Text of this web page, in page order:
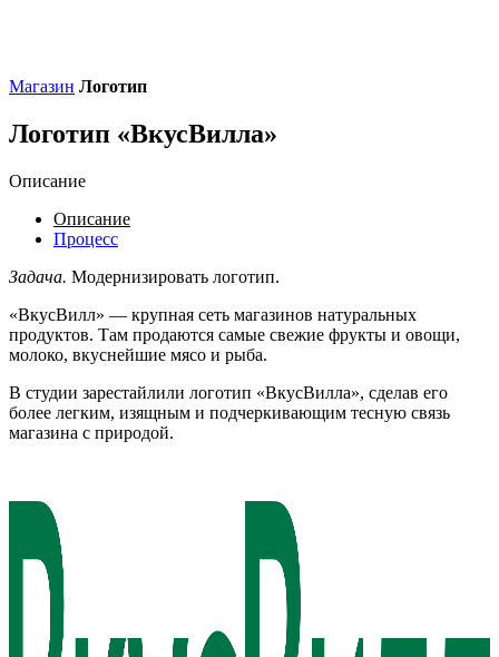
Магазин Логотип
Логотип «ВкусВилла»
Описание
Описание
Процесс
Задача. Модернизировать логотип.
«ВкусВилл» — крупная сеть магазинов натуральных
продуктов. Там продаются самые свежие фрукты и овощи,
молоко, вкуснейшие мясо и рыба.
В студии зарестайлили логотип «ВкусВилла», сделав его
более легким, изящным и подчеркивающим тесную связь
магазина с природой.